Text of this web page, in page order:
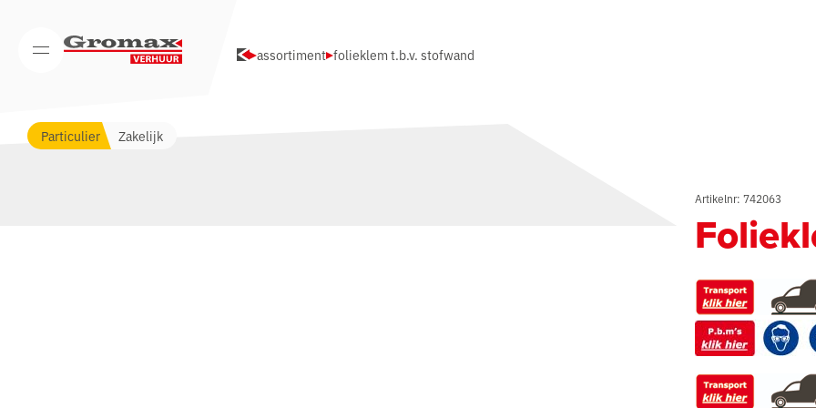
Open/Sluit mobiel menu
Particulier Zakelijk
assortiment folieklem t.b.v. stofwand
Artikelnr: 742063